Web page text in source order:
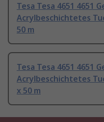
Tesa Tesa 4651 4651
Acrylbeschichtetes
50 m
Tesa Tesa 4651 4651
Acrylbeschichtetes
x 50 m